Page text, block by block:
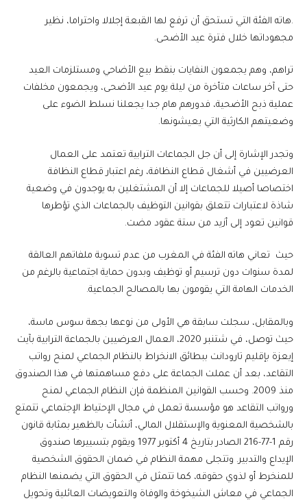
.هاته الفئة التي تستحق أن ترفع لها القبعة إجلالا واحتراما، نظير
مجهوداتها خلال فترة عيد الأضحى.
تراهم، وهم يجمعون النفايات بنقط بيع الأضاحي ومستلزمات العيد
حتى آخر ساعات متأخرة من ليلة يوم عيد الأضحى، ويجمعون مخلفات
عملية ذبح الأضحية، فدورهم هام جدا يجعلنا نسلط الضوء على
وضعيتهم الكارثية التي يعيشونها.
وتجدر الإشارة إلى أن جل الجماعات الترابية تعتمد على العمال
العرضيين في أشغال قطاع النظافة، رغم اعتبار قطاع النظافة
اختصاصا أصيلا للجماعات إلا أن المشتغلين به يوجدون في وضعية
شاذة لاعتبارات تتعلق بقوانين التوظيف بالجماعات الذي تؤطرها
قوانين تعود إلى أزيد من ستة عقود مضت.
حيث تعاني هاته الفئة في المغرب من عدم تسوية ملفاتهم العالقة
لمدة سنوات دون ترسيم أو توظيف وبدون حماية اجتماعية بالرغم من
الخدمات الهامة التي يقومون بها بالمصالح الجماعية.
وبالمقابل، سجلت سابقة هي الأولى من نوعها بجهة سوس ماسة،
حيث توصل، في شتنبر 2020، العمال العرضيين بالجماعة الترابية بآيت
إيعزة بإقليم تارودانت ببطائق الانخراط بالنظام الجماعي لمنح رواتب
التقاعد، بعد أن عملت الجماعة على دفع مساهمتها في هذا الصندوق
منذ 2009. وحسب القوانين المنظمة فإن النظام الجماعي لمنح
ورواتب التقاعد هو مؤسسة تعمل في مجال الإحتياط الإجتماعي تتمتع
بالشخصية المعنوية والإستقلال المالي، أنشأت بالظهير بمثابة قانون
رقم 1-77-216 الصادر بتاريخ 4 أكتوبر 1977 ويقوم بتسييرها صندوق
الإيداع والتدبير. وتتجلى مهمة النظام في ضمان الحقوق الشخصية
للمنخرط أو لذوي حقوقه، كما تتمثل في الحقوق التي يضمنها النظام
الجماعي في معاش الشيخوخة والوفاة والتعويضات العائلية وتحويل